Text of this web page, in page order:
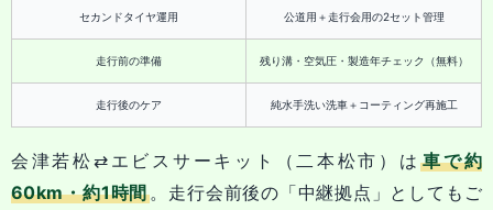
セカンドタイヤ運用 公道用＋走行会用の2セット管理
走行前の準備 残り溝・空気圧・製造年チェック（無料）
走行後のケア 純水手洗い洗車＋コーティング再施工
会津若松⇄エビスサーキット（二本松市）は 車で約
60km・約1時間。走行会前後の「中継拠点」としてもご